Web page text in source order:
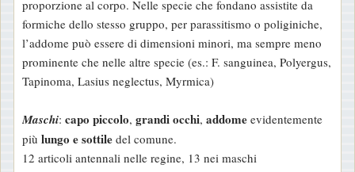
proporzione al corpo. Nelle specie che fondano assistite da
formiche dello stesso gruppo, per parassitismo o poliginiche,
l’addome può essere di dimensioni minori, ma sempre meno
prominente che nelle altre specie (es.: F. sanguinea, Polyergus,
Tapinoma, Lasius neglectus, Myrmica)
Maschi: capo piccolo, grandi occhi, addome evidentemente
più lungo e sottile del comune.
12 articoli antennali nelle regine, 13 nei maschi